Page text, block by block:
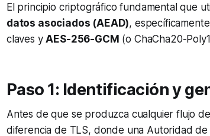
El principio criptográfico fundamental que
datos asociados (AEAD),
claves yAES-256-GCM (o ChaCha20-
Paso 1: Identificación y
Antes de que se produzca cualquier flujo
diferencia de TLS, donde una Autoridad